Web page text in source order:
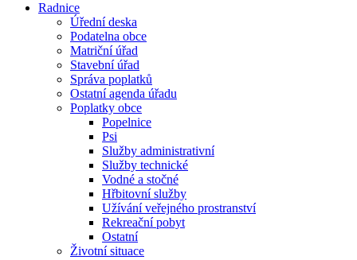
Radnice
Úřední deska
Podatelna obce
Matriční úřad
Stavební úřad
Správa poplatků
Ostatní agenda úřadu
Poplatky obce
Popelnice
Psi
Služby administrativní
Služby technické
Vodné a stočné
Hřbitovní služby
Užívání veřejného prostranství
Rekreační pobyt
Ostatní
Životní situace